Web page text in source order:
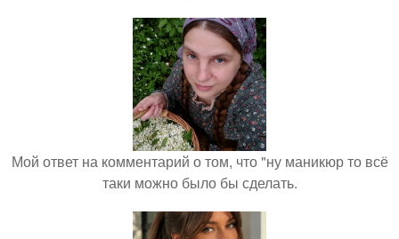
Мой ответ на комментарий о том, что "ну маникюр то всё
таки можно было бы сделать.